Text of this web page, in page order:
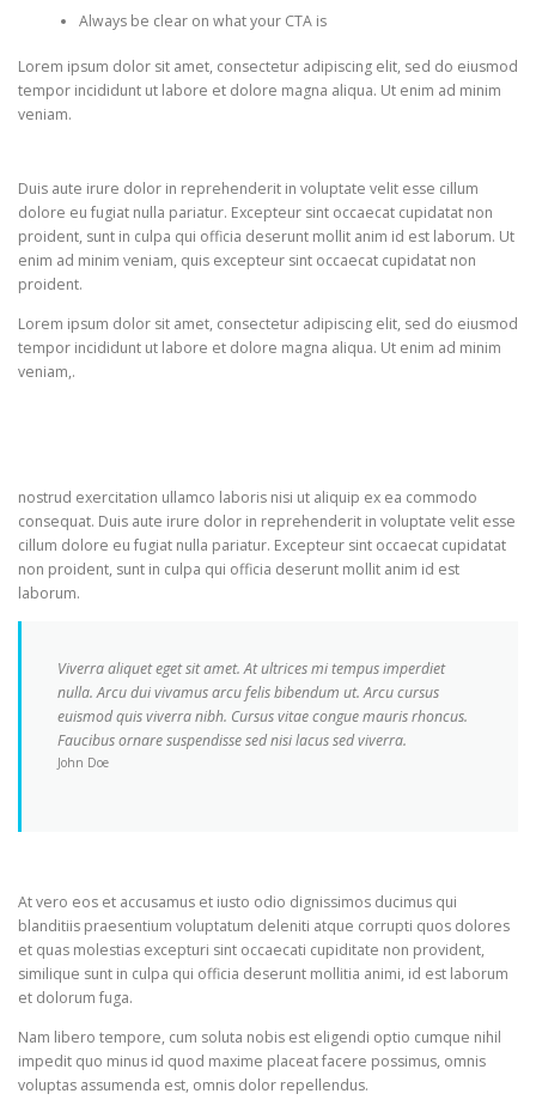
Always be clear on what your CTA is
Lorem ipsum dolor sit amet, consectetur adipiscing elit, sed do eiusmod
tempor incididunt ut labore et dolore magna aliqua. Ut enim ad minim
veniam.
Duis aute irure dolor in reprehenderit in voluptate velit esse cillum
dolore eu fugiat nulla pariatur. Excepteur sint occaecat cupidatat non
proident, sunt in culpa qui officia deserunt mollit anim id est laborum. Ut
enim ad minim veniam, quis excepteur sint occaecat cupidatat non
proident.
Lorem ipsum dolor sit amet, consectetur adipiscing elit, sed do eiusmod
tempor incididunt ut labore et dolore magna aliqua. Ut enim ad minim
veniam,.
nostrud exercitation ullamco laboris nisi ut aliquip ex ea commodo
consequat. Duis aute irure dolor in reprehenderit in voluptate velit esse
cillum dolore eu fugiat nulla pariatur. Excepteur sint occaecat cupidatat
non proident, sunt in culpa qui officia deserunt mollit anim id est
laborum.
Viverra aliquet eget sit amet. At ultrices mi tempus imperdiet
nulla. Arcu dui vivamus arcu felis bibendum ut. Arcu cursus
euismod quis viverra nibh. Cursus vitae congue mauris rhoncus.
Faucibus ornare suspendisse sed nisi lacus sed viverra.
John Doe
At vero eos et accusamus et iusto odio dignissimos ducimus qui
blanditiis praesentium voluptatum deleniti atque corrupti quos dolores
et quas molestias excepturi sint occaecati cupiditate non provident,
similique sunt in culpa qui officia deserunt mollitia animi, id est laborum
et dolorum fuga.
Nam libero tempore, cum soluta nobis est eligendi optio cumque nihil
impedit quo minus id quod maxime placeat facere possimus, omnis
voluptas assumenda est, omnis dolor repellendus.